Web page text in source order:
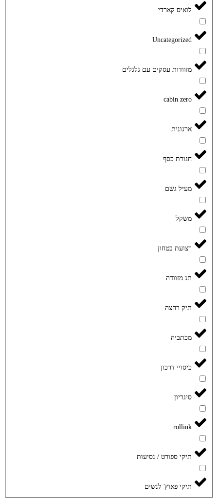
לואיס קארדי
Uncategorized
מזוודות עסקים עם גלגלים
cabin zero
ארגונית
חגורת כסף
מעיל גשם
משקל
רצועת בטחון
תג מזוודה
תיק רחצה
מכתביה
כיסויי דרכון
סיגריון
rollink
תיקי ספורט / נסיעות
תיקי פאוץ' לנשים